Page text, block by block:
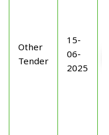
Other
Tender
15-
06-
2025